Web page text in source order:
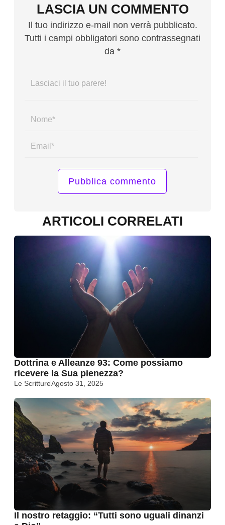
LASCIA UN COMMENTO
Il tuo indirizzo e-mail non verrà pubblicato.
Tutti i campi obbligatori sono contrassegnati
da *
ARTICOLI CORRELATI
Dottrina e Alleanze 93: Come possiamo
ricevere la Sua pienezza?
Le ScrittureAgosto 31, 2025
Il nostro retaggio: “Tutti sono uguali dinanzi